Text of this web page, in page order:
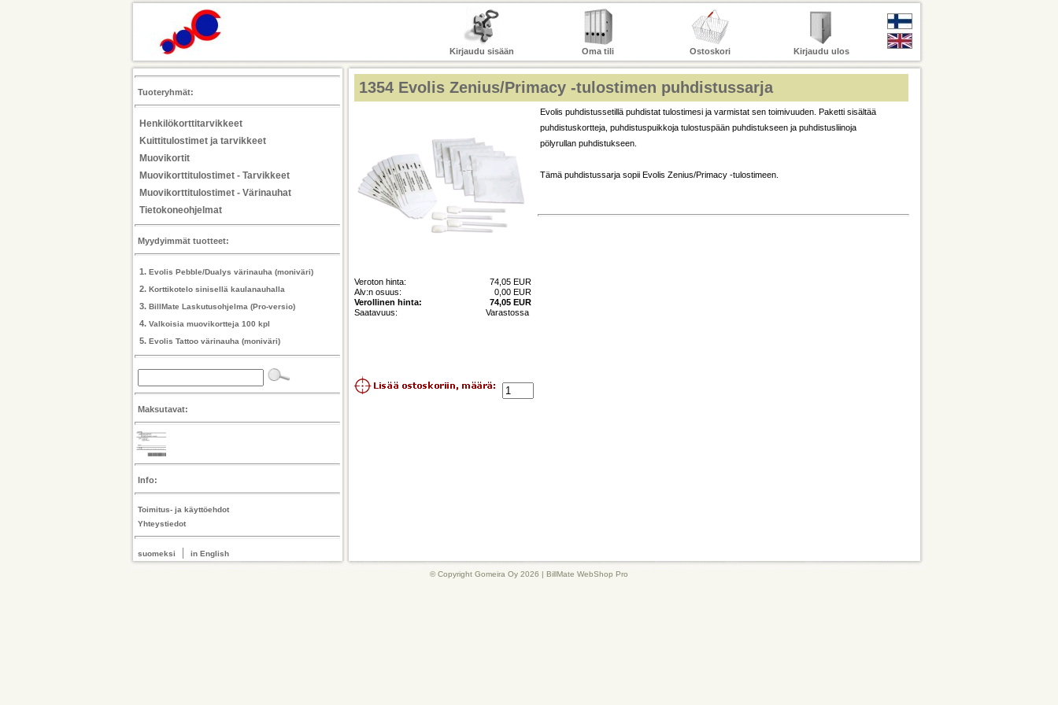
Kirjaudu sisään Oma tili Ostoskori Kirjaudu ulos
Tuoteryhmät:
Henkilökorttitarvikkeet
Kuittitulostimet ja tarvikkeet
Muovikortit
Muovikorttitulostimet - Tarvikkeet
Muovikorttitulostimet - Värinauhat
Tietokoneohjelmat
Myydyimmät tuotteet:
1. Evolis Pebble/Dualys värinauha (moniväri)
2. Korttikotelo sinisellä kaulanauhalla
3. BillMate Laskutusohjelma (Pro-versio)
4. Valkoisia muovikortteja 100 kpl
5. Evolis Tattoo värinauha (moniväri)
Maksutavat:
Info:
Toimitus- ja käyttöehdot
Yhteystiedot
suomeksi | in English
1354 Evolis Zenius/Primacy -tulostimen puhdistussarja
Veroton hinta:
74,05 EUR
Alv:n osuus:
0,00 EUR
Verollinen hinta:
74,05 EUR
Saatavuus:
Varastossa
Evolis puhdistussetillä puhdistat tulostimesi ja varmistat sen toimivuuden. Paketti sisältää
puhdistuskortteja, puhdistuspuikkoja tulostuspään puhdistukseen ja puhdistusliinoja
pölyrullan puhdistukseen.
Tämä puhdistussarja sopii Evolis Zenius/Primacy -tulostimeen.
© Copyright Gomeira Oy 2026 | BillMate WebShop Pro